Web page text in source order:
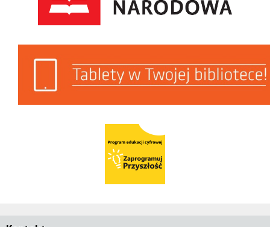
Program Edukacji Cyfrowej